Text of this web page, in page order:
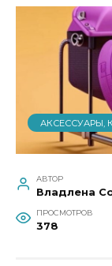
АКСЕССУАРЫ,
АВТОР
ПРОСМОТРОВ
378